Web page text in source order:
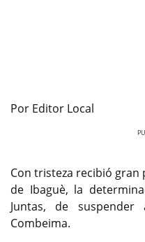
Por Editor Local
Con tristeza recibió
de Ibaguè, la
Juntas, de
Combeima.